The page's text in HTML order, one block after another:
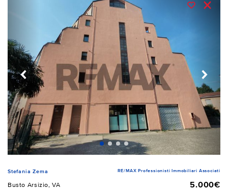
Stefania Zema RE/MAX Professionisti Immobiliari Associati
Busto Arsizio, VA
5.000€